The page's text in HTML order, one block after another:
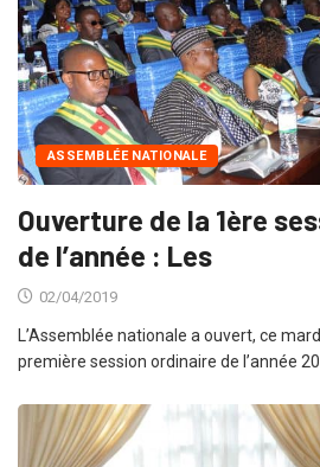
ASSEMBLÉE NATIONALE
Ouverture de la 1ère
de l’année : Les
02/04/2019
L’Assemblée nationale a ouvert, ce
première session ordinaire de l’année